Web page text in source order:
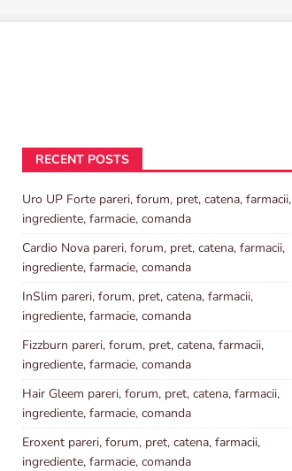
RECENT POSTS
Uro UP Forte pareri, forum, pret, catena, farmacii,
ingrediente, farmacie, comanda
Cardio Nova pareri, forum, pret, catena, farmacii,
ingrediente, farmacie, comanda
InSlim pareri, forum, pret, catena, farmacii,
ingrediente, farmacie, comanda
Fizzburn pareri, forum, pret, catena, farmacii,
ingrediente, farmacie, comanda
Hair Gleem pareri, forum, pret, catena, farmacii,
ingrediente, farmacie, comanda
Eroxent pareri, forum, pret, catena, farmacii,
ingrediente, farmacie, comanda